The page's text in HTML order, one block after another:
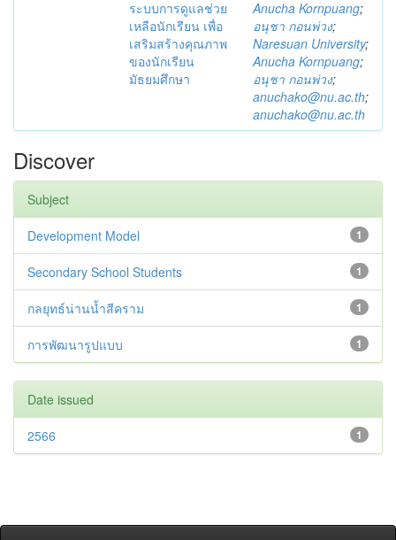
ระบบการดูแลช่วย
เหลือนักเรียน เพื่อ
เสริมสร้างคุณภาพ
ของนักเรียน
มัธยมศึกษา
Anucha Kornpuang;
อนุชา กอนพ่วง;
Naresuan University;
Anucha Kornpuang;
อนุชา กอนพ่วง;
anuchako@nu.ac.th;
anuchako@nu.ac.th
Discover
Subject
1
Development Model
1
Secondary School Students
1
กลยุทธ์น่านน้ำสีคราม
1
การพัฒนารูปแบบ
Date issued
1
2566